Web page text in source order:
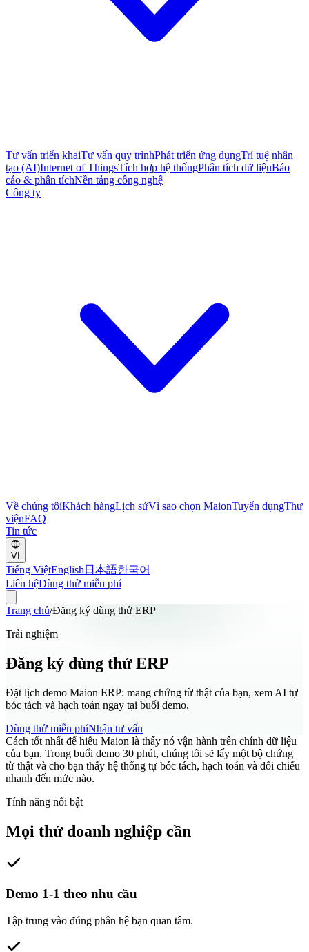
Tư vấn triển khaiTư vấn quy trìnhPhát triển ứng dụngTrí tuệ nhân
tạo (AI)Internet of ThingsTích hợp hệ thốngPhân tích dữ liệuBáo
cáo & phân tíchNền tảng công nghệ
Công ty
Về chúng tôiKhách hàngLịch sửVì sao chọn MaionTuyển dụngThư
việnFAQ
Tin tức
VI
Tiếng ViệtEnglish 日本語한국어
Liên hệDùng thử miễn phí
Trang chủ/Đăng ký dùng thử ERP
Trải nghiệm
Đăng ký dùng thử ERP
Đặt lịch demo Maion ERP: mang chứng từ thật của bạn, xem AI tự
bóc tách và hạch toán ngay tại buổi demo.
Dùng thử miễn phíNhận tư vấn
Cách tốt nhất để hiểu Maion là thấy nó vận hành trên chính dữ liệu
của bạn. Trong buổi demo 30 phút, chúng tôi sẽ lấy một bộ chứng
từ thật và cho bạn thấy hệ thống tự bóc tách, hạch toán và đối chiếu
nhanh đến mức nào.
Tính năng nổi bật
Mọi thứ doanh nghiệp cần
Demo 1-1 theo nhu cầu
Tập trung vào đúng phân hệ bạn quan tâm.